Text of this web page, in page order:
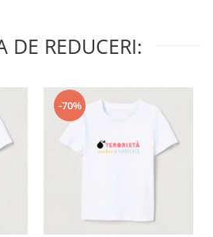
DE REDUCERI:
-70%